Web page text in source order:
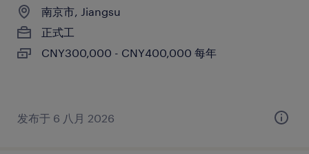
南京市, Jiangsu
正式工
CNY300,000 - CNY400,000 每年
发布于 6 八月 2026